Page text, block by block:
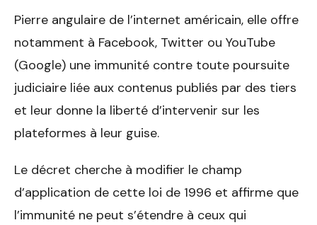
Pierre angulaire de l’internet américain, elle offre
notamment à Facebook, Twitter ou YouTube
(Google) une immunité contre toute poursuite
judiciaire liée aux contenus publiés par des tiers
et leur donne la liberté d’intervenir sur les
plateformes à leur guise.
Le décret cherche à modifier le champ
d’application de cette loi de 1996 et affirme que
l’immunité ne peut s’étendre à ceux qui